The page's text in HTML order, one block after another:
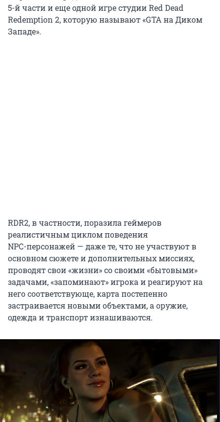
5-й части и еще одной игре студии Red Dead
Redemption 2, которую называют «GTA на Диком
Западе».
RDR2, в частности, поразила геймеров
реалистичным циклом поведения
NPC-персонажей — даже те, что не участвуют в
основном сюжете и дополнительных миссиях,
проводят свои «жизни» со своими «бытовыми»
задачами, «запоминают» игрока и реагируют на
него соответствующе, карта постепенно
застраивается новыми объектами, а оружие,
одежда и транспорт изнашиваются.